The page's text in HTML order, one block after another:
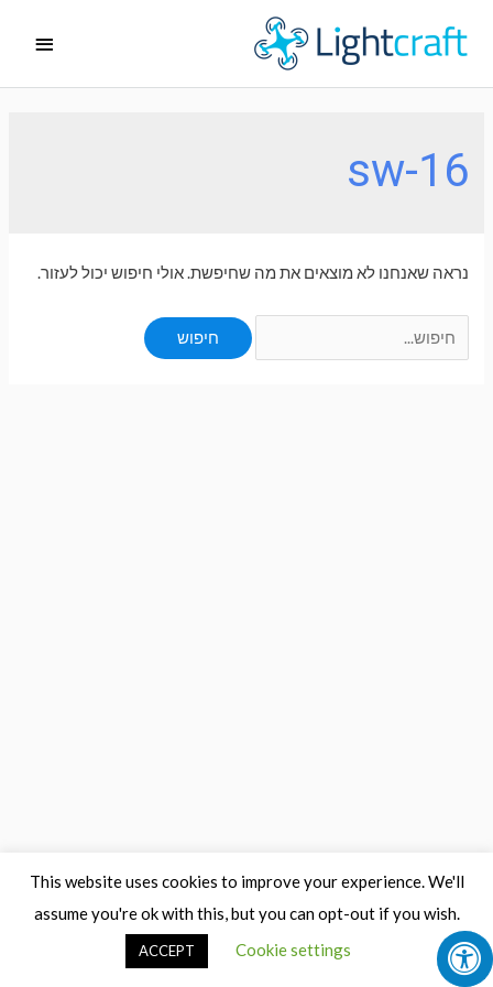
לתוכן
ראשי
sw-16
נראה שאנחנו לא מוצאים את מה שחיפשת. אולי חיפוש יכול לעזור.
for:
This website uses cookies to improve your experience. We'll
assume you're ok with this, but you can opt-out if you wish.
Cookie settings
ACCEPT